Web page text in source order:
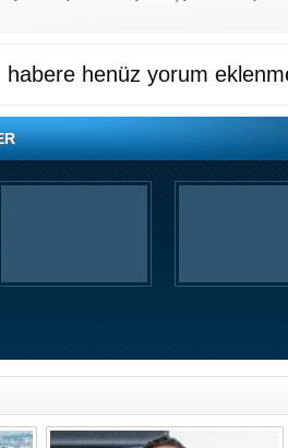
habere henüz yorum